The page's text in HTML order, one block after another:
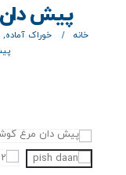
پیش دان
خانه خوراک آماده,